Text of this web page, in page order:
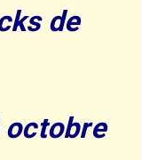
de